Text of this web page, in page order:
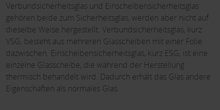
Verbundsicherheitsglas und Einscheibensicherheitsglas
gehören beide zum Sicherheitsglas, werden aber nicht auf
dieselbe Weise hergestellt. Verbundsicherheitsglas, kurz
VSG, besteht aus mehreren Glasscheiben mit einer Folie
dazwischen. Einscheibensicherheitsglas, kurz ESG, ist eine
einzelne Glasscheibe, die während der Herstellung
thermisch behandelt wird. Dadurch erhält das Glas andere
Eigenschaften als normales Glas.